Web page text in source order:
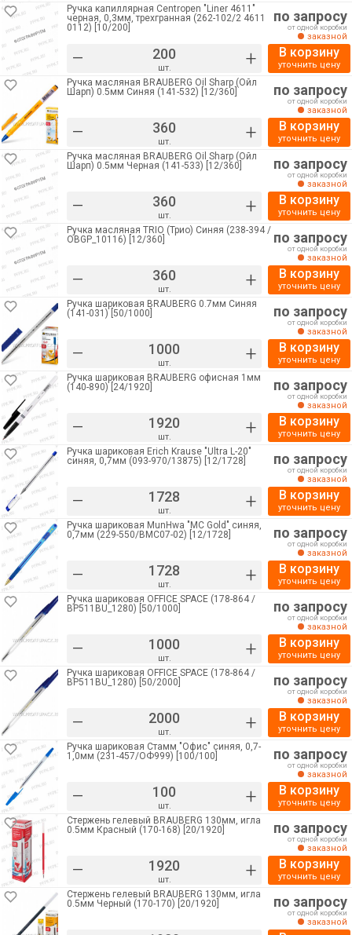
Ручка капиллярная Centropen "Liner 4611"
черная, 0,3мм, трехгранная (262-102/2 4611
0112) [10/200]
– шт. +
по запросу
от одной коробки
заказной
В корзину
уточнить цену
Ручка масляная BRAUBERG Oil Sharp (Ойл
Шарп) 0.5мм Синяя (141-532) [12/360]
– шт. +
по запросу
от одной коробки
заказной
В корзину
уточнить цену
Ручка масляная BRAUBERG Oil Sharp (Ойл
Шарп) 0.5мм Черная (141-533) [12/360]
– шт. +
по запросу
от одной коробки
заказной
В корзину
уточнить цену
Ручка масляная TRIO (Трио) Синяя (238-394 /
OBGP_10116) [12/360]
– шт. +
по запросу
от одной коробки
заказной
В корзину
уточнить цену
Ручка шариковая BRAUBERG 0.7мм Синяя
(141-031) [50/1000]
– шт. +
по запросу
от одной коробки
заказной
В корзину
уточнить цену
Ручка шариковая BRAUBERG офисная 1мм
(140-890) [24/1920]
– шт. +
по запросу
от одной коробки
заказной
В корзину
уточнить цену
Ручка шариковая Erich Krause "Ultra L-20"
синяя, 0,7мм (093-970/13875) [12/1728]
– шт. +
по запросу
от одной коробки
заказной
В корзину
уточнить цену
Ручка шариковая MunHwa "MC Gold" синяя,
0,7мм (229-550/BMC07-02) [12/1728]
– шт. +
по запросу
от одной коробки
заказной
В корзину
уточнить цену
Ручка шариковая OFFICE SPACE (178-864 /
BP511BU_1280) [50/1000]
– шт. +
по запросу
от одной коробки
заказной
В корзину
уточнить цену
Ручка шариковая OFFICE SPACE (178-864 /
BP511BU_1280) [50/2000]
– шт. +
по запросу
от одной коробки
заказной
В корзину
уточнить цену
Ручка шариковая Стамм "Офис" синяя, 0,7-
1,0мм (231-457/ОФ999) [100/100]
– шт. +
по запросу
от одной коробки
заказной
В корзину
уточнить цену
Стержень гелевый BRAUBERG 130мм, игла
0.5мм Красный (170-168) [20/1920]
– шт. +
по запросу
от одной коробки
заказной
В корзину
уточнить цену
Стержень гелевый BRAUBERG 130мм, игла
0.5мм Черный (170-170) [20/1920]
по запросу
от одной коробки
заказной